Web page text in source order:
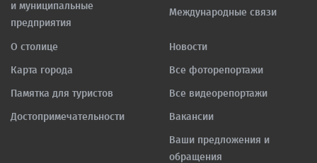
и муниципальные
предприятия
Международные связи
О столице
Карта города
Памятка для туристов
Достопримечательности
Новости
Все фоторепортажи
Все видеорепортажи
Вакансии
Ваши предложения и
обращения